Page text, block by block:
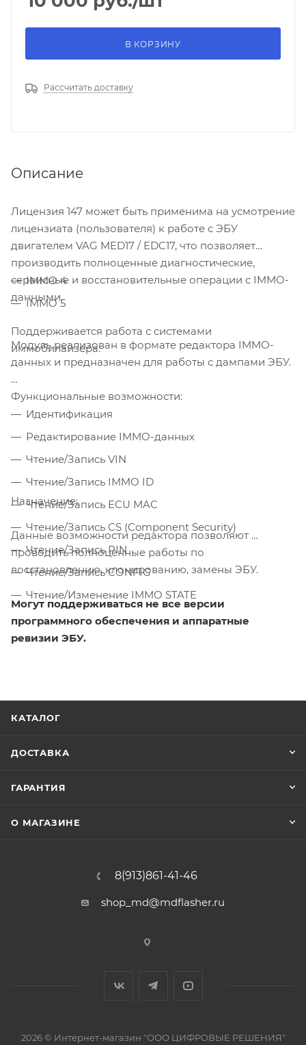
В КОРЗИНУ
Рассчитать доставку
Описание
Лицензия 147 может быть применима на усмотрение
лицензиата (пользователя) к работе с ЭБУ
двигателем VAG MED17 / EDC17, что позволяет
производить полноценные диагностические,
сервисные и восстановительные операции с IMMO-
данными.
Поддерживается работа с системами
иммобилайзера:
IMMO 4
IMMO 5
Модуль реализован в формате редактора IMMO-
данных и предназначен для работы с дампами ЭБУ.
Функциональные возможности:
Идентификация
Редактирование IMMO-данных
Чтение/Запись VIN
Чтение/Запись IMMO ID
Чтение/Запись ECU MAC
Чтение/Запись CS (Component Security)
Чтение/Запись PIN
Чтение/Запись CONFIG
Чтение/Изменение IMMO STATE
Назначение:
Данные возможности редактора позволяют
проводить полноценные работы по
восстановлению, клонированию, замены ЭБУ.
Могут поддерживаться не все версии
программного обеспечения и аппаратные
ревизии ЭБУ.
КАТАЛОГ
ДОСТАВКА
ГАРАНТИЯ
О МАГАЗИНЕ
8(913)861-41-46
shop_md@mdflasher.ru
2026 © Интернет-магазин "ООО ЦИФРОВЫЕ РЕШЕНИЯ"